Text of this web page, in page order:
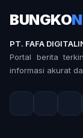
BUNGKO
PT. FAFA
Portal berita
informasi akurat